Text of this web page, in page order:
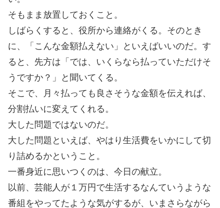
そもまま放置しておくこと。
しばらくすると、役所から連絡がくる。そのとき
に、「こんな金額払えない」といえばいいのだ。す
ると、先方は「では、いくらなら払っていただけそ
うですか？」と聞いてくる。
そこで、月々払っても良さそうな金額を伝えれば、
分割払いに変えてくれる。
大した問題ではないのだ。
大した問題といえば、やはり生活費をいかにして切
り詰めるかということ。
一番身近に思いつくのは、今日の献立。
以前、芸能人が１万円で生活するなんていうような
番組をやってたような気がするが、いまさらながら